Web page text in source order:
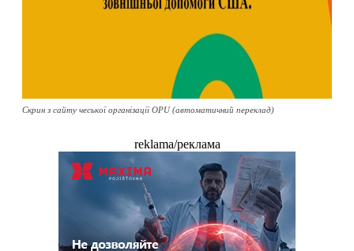
Скрин з сайту чеської організації OPU (автоматичний переклад)
reklama/реклама